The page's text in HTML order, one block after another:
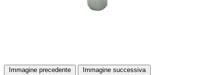
Immagine precedente Immagine successiva